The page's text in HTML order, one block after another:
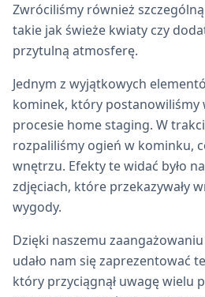
Zwróciliśmy również szczególną
takie jak świeże kwiaty czy
przytulną atmosferę.
Jednym z wyjątkowych
kominek, który postanowiliśmy
procesie home staging. W
rozpaliliśmy ogień w kominku,
wnętrzu. Efekty te widać było
zdjęciach, które przekazywały
wygody.
Dzięki naszemu
udało nam się zaprezentować
który przyciągnął uwagę wielu